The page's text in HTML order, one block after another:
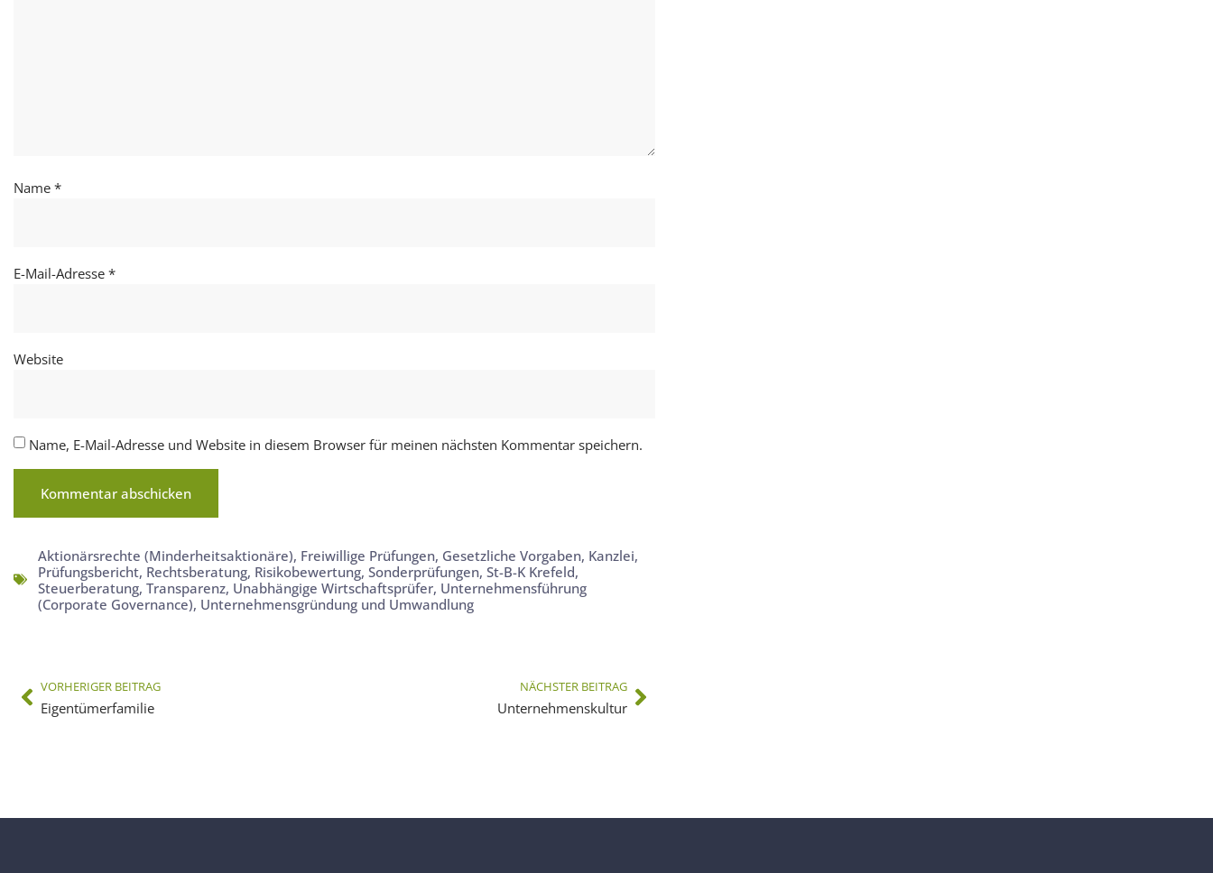
Name *
E-Mail-Adresse *
Website
Name, E-Mail-Adresse und Website in diesem Browser für meinen nächsten Kommentar speichern.
Aktionärsrechte (Minderheitsaktionäre), Freiwillige Prüfungen, Gesetzliche Vorgaben, Kanzlei,
Prüfungsbericht, Rechtsberatung, Risikobewertung, Sonderprüfungen, St-B-K Krefeld,
Steuerberatung, Transparenz, Unabhängige Wirtschaftsprüfer, Unternehmensführung
(Corporate Governance), Unternehmensgründung und Umwandlung
VORHERIGER BEITRAG
Eigentümerfamilie
NÄCHSTER BEITRAG
Unternehmenskultur